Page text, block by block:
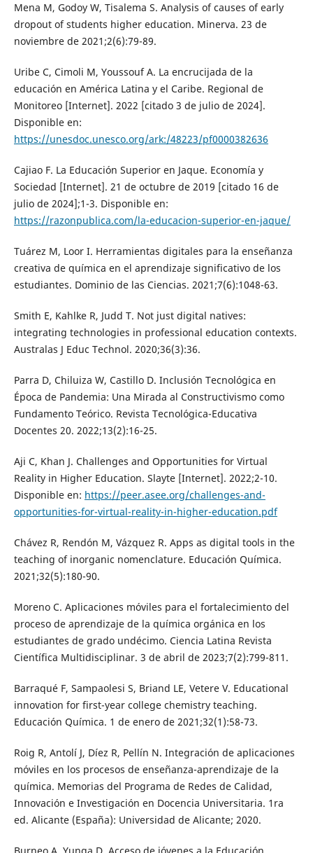
Mena M, Godoy W, Tisalema S. Analysis of causes of early
dropout of students higher education. Minerva. 23 de
noviembre de 2021;2(6):79-89.
Uribe C, Cimoli M, Youssouf A. La encrucijada de la
educación en América Latina y el Caribe. Regional de
Monitoreo [Internet]. 2022 [citado 3 de julio de 2024].
Disponible en:
https://unesdoc.unesco.org/ark:/48223/pf0000382636
Cajiao F. La Educación Superior en Jaque. Economía y
Sociedad [Internet]. 21 de octubre de 2019 [citado 16 de
julio de 2024];1-3. Disponible en:
https://razonpublica.com/la-educacion-superior-en-jaque/
Tuárez M, Loor I. Herramientas digitales para la enseñanza
creativa de química en el aprendizaje significativo de los
estudiantes. Dominio de las Ciencias. 2021;7(6):1048-63.
Smith E, Kahlke R, Judd T. Not just digital natives:
integrating technologies in professional education contexts.
Australas J Educ Technol. 2020;36(3):36.
Parra D, Chiluiza W, Castillo D. Inclusión Tecnológica en
Época de Pandemia: Una Mirada al Constructivismo como
Fundamento Teórico. Revista Tecnológica-Educativa
Docentes 20. 2022;13(2):16-25.
Aji C, Khan J. Challenges and Opportunities for Virtual
Reality in Higher Education. Slayte [Internet]. 2022;2-10.
Disponible en: https://peer.asee.org/challenges-and-
opportunities-for-virtual-reality-in-higher-education.pdf
Chávez R, Rendón M, Vázquez R. Apps as digital tools in the
teaching of inorganic nomenclature. Educación Química.
2021;32(5):180-90.
Moreno C. Aplicaciones móviles para el fortalecimiento del
proceso de aprendizaje de la química orgánica en los
estudiantes de grado undécimo. Ciencia Latina Revista
Científica Multidisciplinar. 3 de abril de 2023;7(2):799-811.
Barraqué F, Sampaolesi S, Briand LE, Vetere V. Educational
innovation for first-year college chemistry teaching.
Educación Química. 1 de enero de 2021;32(1):58-73.
Roig R, Antolí J, Díez R, Pellín N. Integración de aplicaciones
móviles en los procesos de enseñanza-aprendizaje de la
química. Memorias del Programa de Redes de Calidad,
Innovación e Investigación en Docencia Universitaria. 1ra
ed. Alicante (España): Universidad de Alicante; 2020.